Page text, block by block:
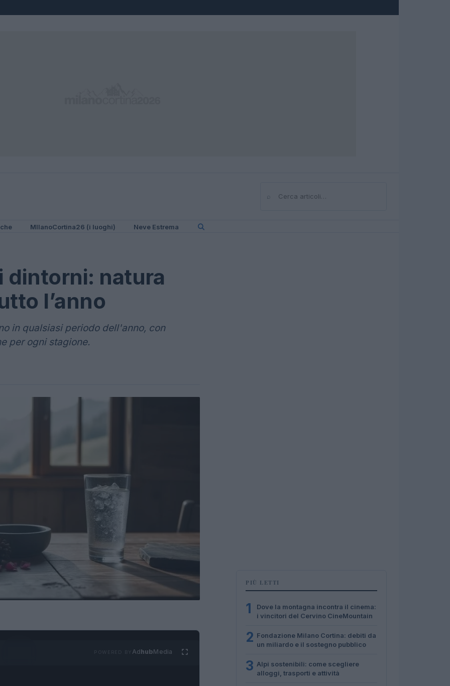
⌕Cerca
MIlanoCortina26 (i luoghi) Neve Estrema
dintorni: natura
l’anno
in qualsiasi periodo dell'anno, con
per ogni stagione.
AdhubMedia
PIÙ LETTI
1
Dove la montagna incontra il cinema:
i vincitori del Cervino CineMountain
2 Fondazione Milano Cortina: debiti da
un miliardo e il sostegno pubblico
3 Alpi sostenibili: come scegliere
alloggi, trasporti e attività